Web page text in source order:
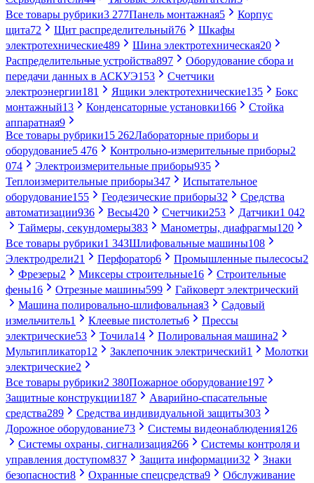
Все товары рубрики3 277Панель монтажная5
Корпус
щита72 Щит распределительный76
Шкафы
электротехнические489 Шина электротехническая20
Распределительные устройства897
Оборудование сбора и
передачи данных в АСКУЭ153
Счетчики
электроэнергии181 Ящики электротехнические135
Бокс
монтажный13 Конденсаторные установки166
Стойка
аппаратная9
Все товары рубрики15 262Лабораторные приборы и
оборудование5 476 Контрольно-измерительные приборы2
074
Электроизмерительные приборы935
Теплоизмерительные приборы347
Испытательное
оборудование155 Геодезические приборы32
Средства
автоматизации936 Весы420 Счетчики253 Датчики1 042
Таймеры, секундомеры383 Манометры, диафрагмы120
Все товары рубрики1 343Шлифовальные машины108
Электродрели21 Перфоратор6 Промышленные пылесосы2
Фрезеры2 Миксеры строительные16
Строительные
фены16 Отрезные машины599
Гайковерт электрический
Машина полировально-шлифовальная3
Садовый
измельчитель1 Клеевые пистолеты6
Прессы
электрические53 Точила14 Полировальная машина2
Мультипликатор12 Заклепочник электрический1
Молотки
электрические2
Все товары рубрики2 380Пожарное оборудование197
Защитные конструкции187
Аварийно-спасательные
средства289 Средства индивидуальной защиты303
Дорожное оборудование73 Системы видеонаблюдения126
Системы охраны, сигнализация266
Системы контроля и
управления доступом837 Защита информации32
Знаки
безопасности8 Охранные спецсредства9
Обслуживание